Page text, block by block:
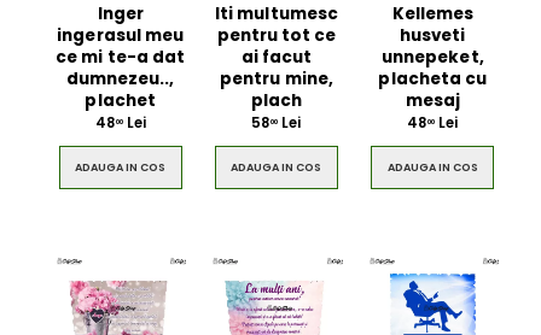
Inger
ingerasul meu
ce mi te-a dat
dumnezeu..,
plachet
4800Lei
ADAUGA IN COS
Iti multumesc
pentru tot ce
ai facut
pentru mine,
plach
5800 Lei
ADAUGA IN COS
Kellemes
husveti
unnepeket,
placheta cu
mesaj
4800 Lei
ADAUGA IN COS